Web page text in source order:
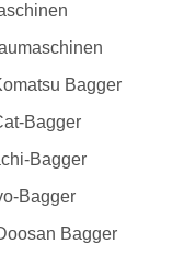
Bagger
Bagger
Bagger
Bagger
Bagger